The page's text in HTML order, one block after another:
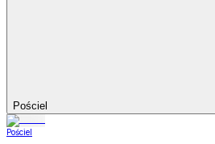
Pościel
Pościel